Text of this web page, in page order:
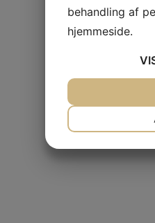
behandling af
hjemmeside.